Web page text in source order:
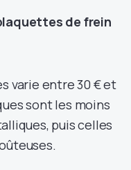
de frein
varie entre 30 € et
sont les moins
puis celles